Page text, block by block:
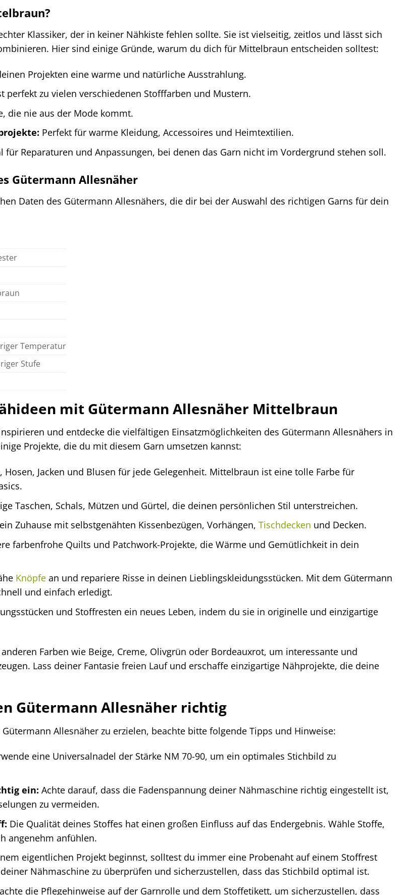
Klassiker, der in keiner Nähkiste fehlen sollte. Sie ist vielseitig, zeitlos und lässt sich
Hier sind einige Gründe, warum du dich für Mittelbraun entscheiden solltest:
Projekten eine warme und natürliche Ausstrahlung.
perfekt zu vielen verschiedenen Stofffarben und Mustern.
die nie aus der Mode kommt.
Perfekt für warme Kleidung, Accessoires und Heimtextilien.
für Reparaturen und Anpassungen, bei denen das Garn nicht im Vordergrund stehen soll.
Gütermann Allesnäher
Daten des Gütermann Allesnähers, die dir bei der Auswahl des richtigen Garns für dein
Temperatur
Stufe
mit Gütermann Allesnäher Mittelbraun
und entdecke die vielfältigen Einsatzmöglichkeiten des Gütermann Allesnähers in
Projekte, die du mit diesem Garn umsetzen kannst:
Hosen, Jacken und Blusen für jede Gelegenheit. Mittelbraun ist eine tolle Farbe für
Taschen, Schals, Mützen und Gürtel, die deinen persönlichen Stil unterstreichen.
Zuhause mit selbstgenähten Kissenbezügen, Vorhängen, Tischdecken und Decken.
farbenfrohe Quilts und Patchwork-Projekte, die Wärme und Gemütlichkeit in dein
Knöpfean und repariere Risse in deinen Lieblingskleidungsstücken. Mit dem Gütermann
und einfach erledigt.
und Stoffresten ein neues Leben, indem du sie in originelle und einzigartige
Farben wie Beige, Creme, Olivgrün oder Bordeauxrot, um interessante und
Lass deiner Fantasie freien Lauf und erschaffe einzigartige Nähprojekte, die deine
Gütermann Allesnäher richtig
Allesnäher zu erzielen, beachte bitte folgende Tipps und Hinweise:
eine Universalnadel der Stärke NM 70-90, um ein optimales Stichbild zu
ein: Achte darauf, dass die Fadenspannung deiner Nähmaschine richtig eingestellt ist,
zu vermeiden.
Die Qualität deines Stoffes hat einen großen Einfluss auf das Endergebnis. Wähle Stoffe,
angenehm anfühlen.
eigentlichen Projekt beginnst, solltest du immer eine Probenaht auf einem Stoffrest
Nähmaschine zu überprüfen und sicherzustellen, dass das Stichbild optimal ist.
die Pflegehinweise auf der Garnrolle und dem Stoffetikett, um sicherzustellen, dass